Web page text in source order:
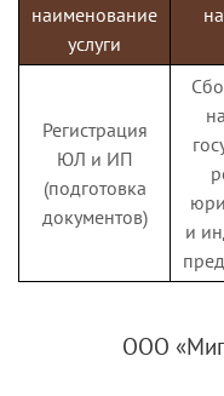
Признание
нуждающимся в
соц. обслуживании
Выдача
наименование
услуги
Регистрация
ЮЛ и ИП
(подготовка
документов)
и
ООО